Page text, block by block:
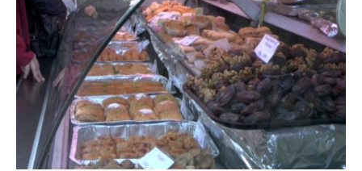
und
Reiseempfehlungen.